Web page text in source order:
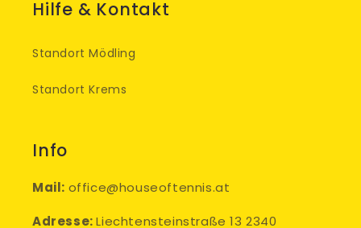
Hilfe & Kontakt
Standort Mödling
Standort Krems
Info
Mail: office@houseoftennis.at
Adresse:Liechtensteinstraße 13 2340